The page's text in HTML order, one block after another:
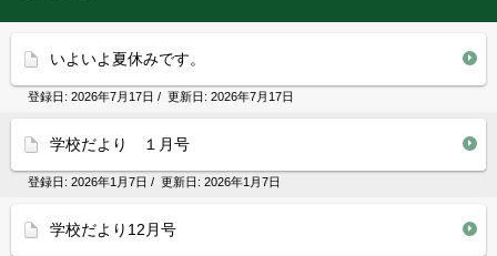
いよいよ夏休みです。
登録日: 2026年7月17日 / 更新日: 2026年7月17日
学校だより １月号
登録日: 2026年1月7日 / 更新日: 2026年1月7日
学校だより12月号